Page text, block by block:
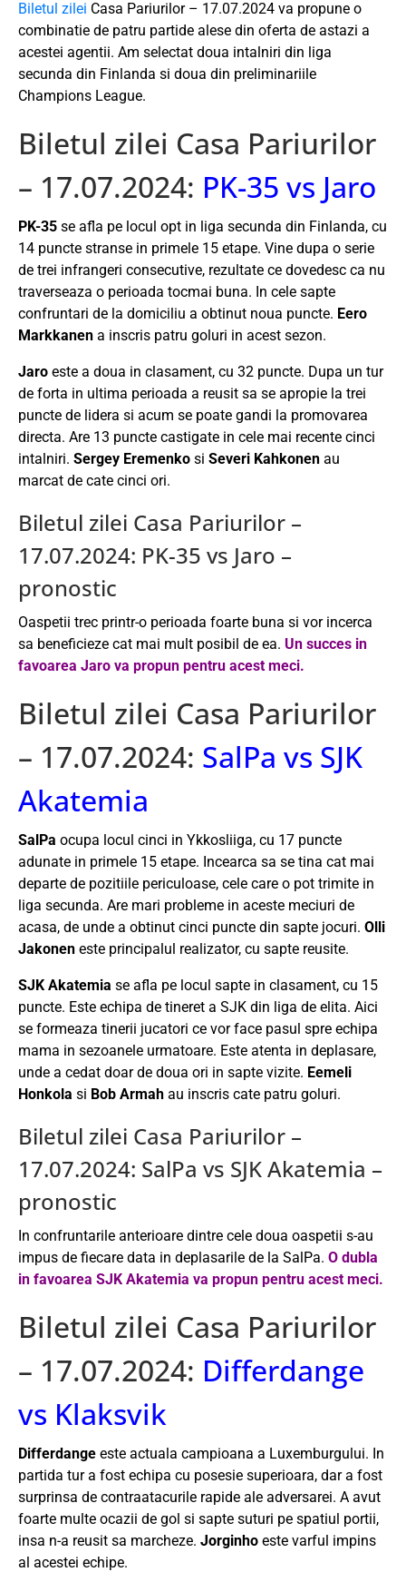
Biletul zilei Casa Pariurilor – 17.07.2024 va propune o
combinatie de patru partide alese din oferta de astazi a
acestei agentii. Am selectat doua intalniri din liga
secunda din Finlanda si doua din preliminariile
Champions League.
Biletul zilei Casa Pariurilor
– 17.07.2024: PK-35 vs Jaro
PK-35 se afla pe locul opt in liga secunda din Finlanda, cu
14 puncte stranse in primele 15 etape. Vine dupa o serie
de trei infrangeri consecutive, rezultate ce dovedesc ca nu
traverseaza o perioada tocmai buna. In cele sapte
confruntari de la domiciliu a obtinut noua puncte. Eero
Markkanen a inscris patru goluri in acest sezon.
Jaro este a doua in clasament, cu 32 puncte. Dupa un tur
de forta in ultima perioada a reusit sa se apropie la trei
puncte de lidera si acum se poate gandi la promovarea
directa. Are 13 puncte castigate in cele mai recente cinci
intalniri. Sergey Eremenko si Severi Kahkonen au
marcat de cate cinci ori.
Biletul zilei Casa Pariurilor –
17.07.2024: PK-35 vs Jaro –
pronostic
Oaspetii trec printr-o perioada foarte buna si vor incerca
sa beneficieze cat mai mult posibil de ea. Un succes in
favoarea Jaro va propun pentru acest meci.
Biletul zilei Casa Pariurilor
– 17.07.2024: SalPa vs SJK
Akatemia
SalPa ocupa locul cinci in Ykkosliiga, cu 17 puncte
adunate in primele 15 etape. Incearca sa se tina cat mai
departe de pozitiile periculoase, cele care o pot trimite in
liga secunda. Are mari probleme in aceste meciuri de
acasa, de unde a obtinut cinci puncte din sapte jocuri. Olli
Jakonen este principalul realizator, cu sapte reusite.
SJK Akatemia se afla pe locul sapte in clasament, cu 15
puncte. Este echipa de tineret a SJK din liga de elita. Aici
se formeaza tinerii jucatori ce vor face pasul spre echipa
mama in sezoanele urmatoare. Este atenta in deplasare,
unde a cedat doar de doua ori in sapte vizite. Eemeli
Honkola si Bob Armah au inscris cate patru goluri.
Biletul zilei Casa Pariurilor –
17.07.2024: SalPa vs SJK Akatemia –
pronostic
In confruntarile anterioare dintre cele doua oaspetii s-au
impus de fiecare data in deplasarile de la SalPa. O dubla
in favoarea SJK Akatemia va propun pentru acest meci.
Biletul zilei Casa Pariurilor
– 17.07.2024: Differdange
vs Klaksvik
Differdange este actuala campioana a Luxemburgului. In
partida tur a fost echipa cu posesie superioara, dar a fost
surprinsa de contraatacurile rapide ale adversarei. A avut
foarte multe ocazii de gol si sapte suturi pe spatiul portii,
insa n-a reusit sa marcheze. Jorginho este varful impins
al acestei echipe.